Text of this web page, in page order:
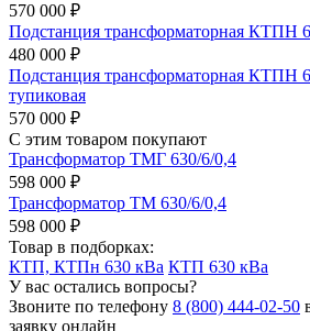
570 000 ₽
Подстанция трансформаторная КТПН
480 000 ₽
Подстанция трансформаторная КТПН
тупиковая
570 000 ₽
С этим товаром покупают
Трансформатор ТМГ 630/6/0,4
598 000 ₽
Трансформатор ТМ 630/6/0,4
598 000 ₽
Товар в подборках:
КТП, КТПн 630 кВа КТП 630 кВа
У вас остались вопросы?
Звоните по телефону 8 (800) 444-02-50
заявку онлайн